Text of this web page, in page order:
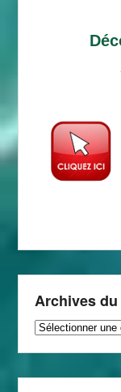
Archives
Archives
Rural